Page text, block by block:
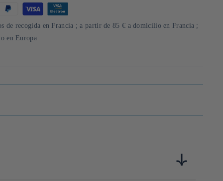
de recogida en Francia ; a partir de 85 € a domicilio en Francia ;
en Europa